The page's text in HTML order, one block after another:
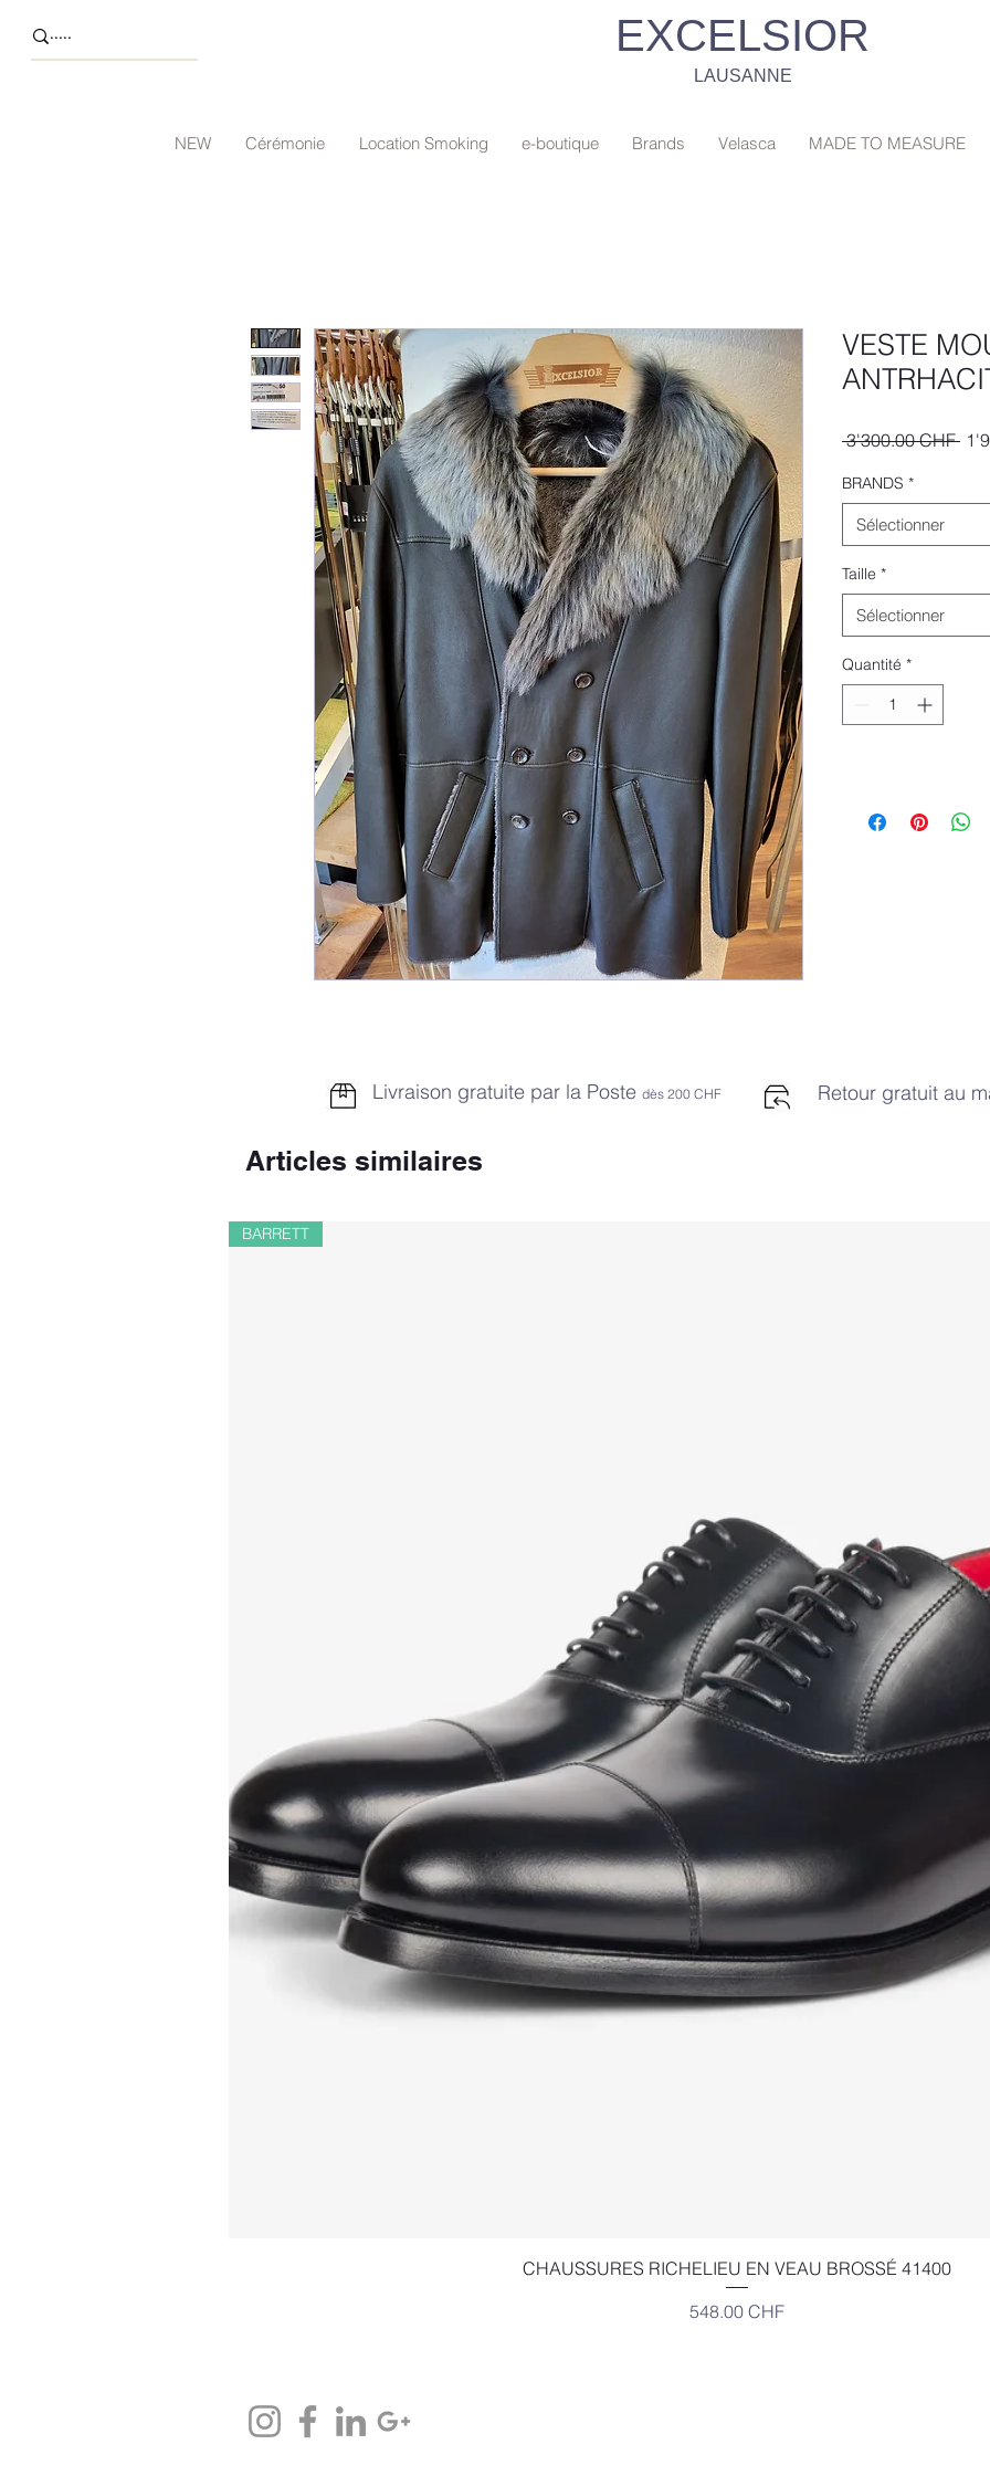
EXCELSIOR
LAUSANNE
NEW Cérémonie Location Smoking e-boutique Brands Velasca MADE TO MEASURE
VESTE
3'300.00 CHF Prix
BRANDS *
Sélectionner
Taille *
Sélectionner
Quantité *
Livraison gratuite par la Poste dès 200 CHF Retour gratuit au
Articles similaires
Aperçu rapide
BARRETT
CHAUSSURES RICHELIEU EN VEAU BROSSÉ 41400
Prix
548.00 CHF